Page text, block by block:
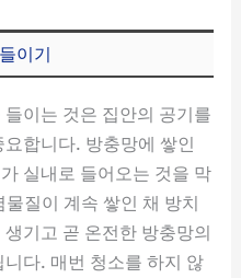
이기
이는 것은 집안의 공기를
합니다. 방충망에 쌓인
실내로 들어오는 것을 막
질이 계속 쌓인 채 방치
기고 곧 온전한 방충망의
다. 매번 청소를 하지 않